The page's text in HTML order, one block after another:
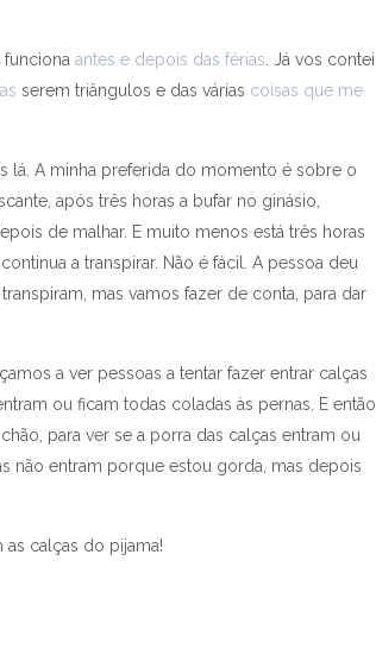
funciona antes e depois das férias. Já vos contei
serem triângulos e das várias coisas que me
lá. A minha preferida do momento é sobre o
após três horas a bufar no ginásio,
de malhar. E muito menos está três horas
a transpirar. Não é fácil. A pessoa deu
mas vamos fazer de conta, para dar
a ver pessoas a tentar fazer entrar calças
ou ficam todas coladas às pernas. E então
para ver se a porra das calças entram ou
não entram porque estou gorda, mas depois
calças do pijama!